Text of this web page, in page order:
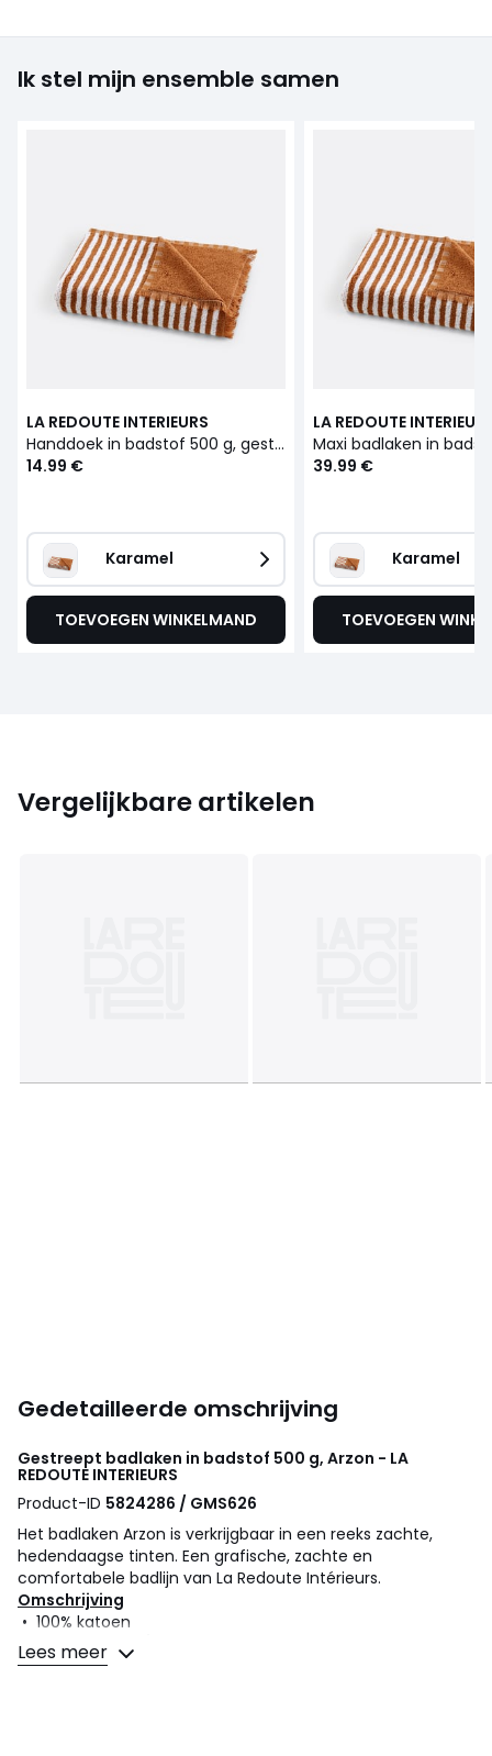
Ik stel mijn ensemble samen
LA REDOUTE INTERIEURS
Handdoek in badstof 500 g, gestreept, Arzon
14.99 €
Karamel
TOEVOEGEN WINKELMAND
LA REDOUTE
39.99 €
Karamel
TOEVOEGEN
Vergelijkbare artikelen
Gedetailleerde omschrijving
Gestreept badlaken in badstof 500 g, Arzon - LA
REDOUTE INTERIEURS
Product-ID 5824286 / GMS626
Het badlaken Arzon is verkrijgbaar in een reeks zachte,
hedendaagse tinten. Een grafische, zachte en
comfortabele badlijn van La Redoute Intérieurs.
Omschrijving
• 100% katoen
• Badstof 500 g/m2
• 1 gestreepte zijde, geverfd/geweven, 1 effen zijde
Lees meer